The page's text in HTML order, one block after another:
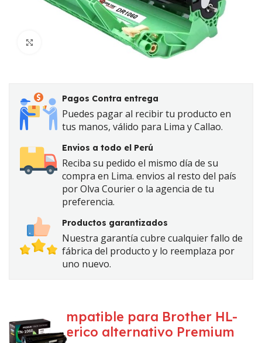
Pagos Contra entrega
Puedes pagar al recibir tu producto en
tus manos, válido para Lima y Callao.
Envios a todo el Perú
Reciba su pedido el mismo día de su
compra en Lima. envios al resto del país
por Olva Courier o la agencia de tu
preferencia.
Productos garantizados
Nuestra garantía cubre cualquier fallo de
fábrica del producto y lo reemplaza por
uno nuevo.
Toner Compatible para Brother HL-
1202 generico alternativo Premium